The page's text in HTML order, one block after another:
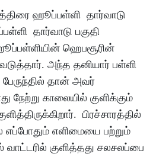
ஹூப்பள்ளி தார்வாடு
தார்வாடு பகுதி
ஹெபசூரின்
அந்த தனியார் பள்ளி
தான் அவர்
காலையில் குளிக்கும்
பிரச்சாரத்தில்
எளிமையை பற்றும்
வாட்டரில் குளித்தது சலசலப்பை